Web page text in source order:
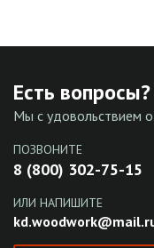
Есть вопросы?
Мы с удовольствием
ПОЗВОНИТЕ
8 (800) 302-75-15
ИЛИ НАПИШИТЕ